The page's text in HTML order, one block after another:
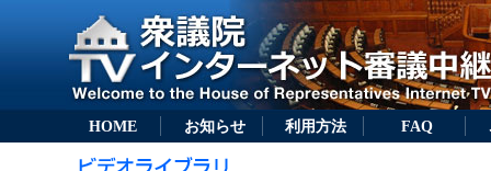
HOME お知らせ 利用方法 FAQ